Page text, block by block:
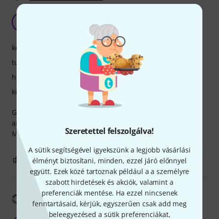
Szeretettel felszolgálva!
A sütik segítségével igyekszünk a legjobb vásárlási
élményt biztosítani, minden, ezzel járó előnnyel
együtt. Ezek közé tartoznak például a a személyre
szabott hirdetések és akciók, valamint a
preferenciák mentése. Ha ezzel nincsenek
fenntartásaid, kérjük, egyszerűen csak add meg
beleegyezésed a sütik preferenciákat,
tomgun 02.08.2021
Good mixer, very good pre amps for acoustic instruments
and vocal. I use it that way.
Maybe I trade this for a Yamaha MG16 UF.
kezelés
tulajdonsagok
hangzás
kivitelezés
0 0 JELENTEM!
Fordítás megjelenítése